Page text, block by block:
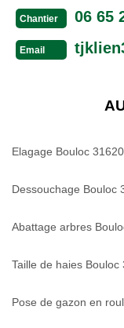
Chantier 06 65
Email
Elagage Bouloc 31620
Dessouchage Bouloc
Abattage arbres
Taille de haies Bouloc
Pose de gazon en